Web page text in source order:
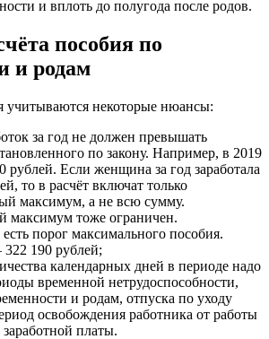
и вплоть до полугода после родов.
пособия по
и родам
учитываются некоторые нюансы:
за год не должен превышать
по закону. Например, в 2019
рублей. Если женщина за год заработала
то в расчёт включат только
максимум, а не всю сумму.
максимум тоже ограничен.
порог максимального пособия.
190 рублей;
календарных дней в периоде надо
временной нетрудоспособности,
и родам, отпуска по уходу
освобождения работника от работы
платы.